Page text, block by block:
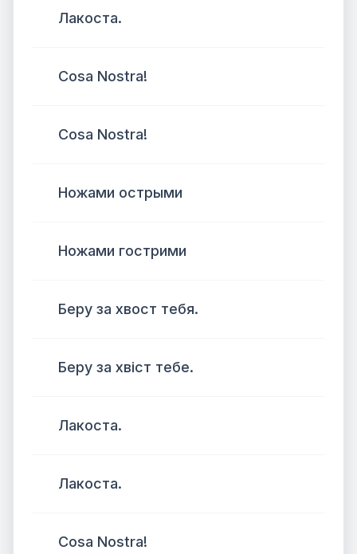
Лакоста.
Cosa Nostra!
Cosa Nostra!
Ножами острыми
Ножами гострими
Беру за хвост тебя.
Беру за хвіст тебе.
Лакоста.
Лакоста.
Cosa Nostra!